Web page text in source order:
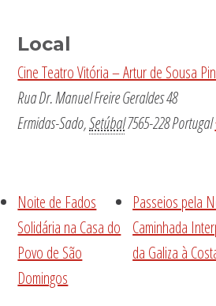
Local
Cine Teatro Vitória – Artur de Sousa
Rua Dr. Manuel Freire Geraldes 48
Ermidas-Sado,Setúbal7565-228Portugal
Noite de Fados
Solidária na Casa do
Povo de São
Domingos
Passeios pela
Caminhada
da Galiza à